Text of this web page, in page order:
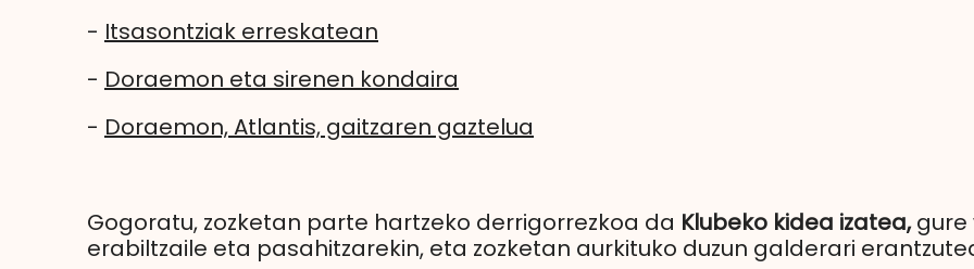
- Itsasontziak erreskatean
- Doraemon eta sirenen kondaira
- Doraemon, Atlantis, gaitzaren gaztelua
Gogoratu, zozketan parte hartzeko derrigorrezkoa da Klubeko kidea izatea,gure
erabiltzaile eta pasahitzarekin, eta zozketan aurkituko duzun galderari